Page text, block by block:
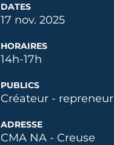
DATES
17 nov. 2025
HORAIRES
14h-17h
PUBLICS
Créateur - repreneur
ADRESSE
CMA NA - Creuse